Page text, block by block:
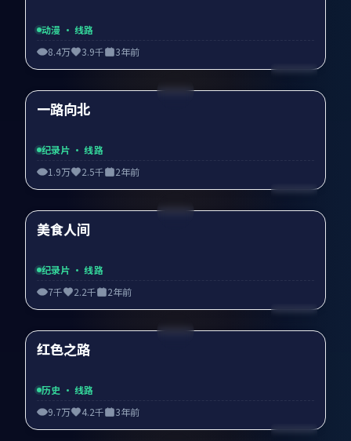
动漫 · 线路
8.4万
3.9千 3年前
精选
99:27
一路向北
纪录片 · 线路
1.9万
2.5千 2年前
精选
99:18
美食人间
纪录片 · 线路
7千
2.2千 2年前
精选
95:31
红色之路
历史 · 线路
9.7万
4.2千 3年前
88:27